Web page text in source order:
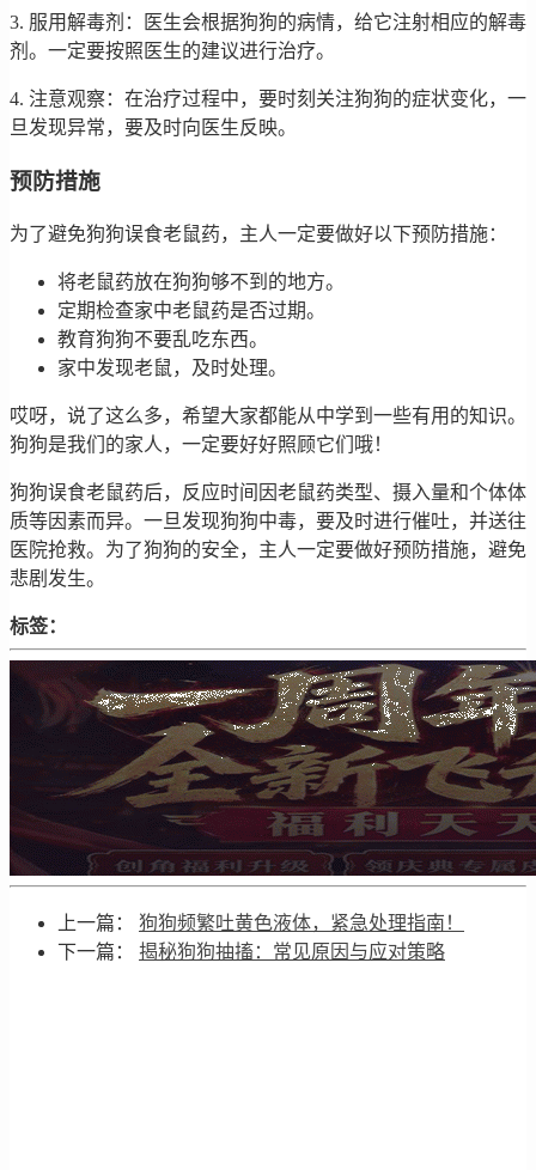
3. 服用解毒剂：医生会根据狗狗的病情，给它注射相应的解毒
剂。一定要按照医生的建议进行治疗。
4. 注意观察：在治疗过程中，要时刻关注狗狗的症状变化，一
旦发现异常，要及时向医生反映。
预防措施
为了避免狗狗误食老鼠药，主人一定要做好以下预防措施：
将老鼠药放在狗狗够不到的地方。
定期检查家中老鼠药是否过期。
教育狗狗不要乱吃东西。
家中发现老鼠，及时处理。
哎呀，说了这么多，希望大家都能从中学到一些有用的知识。
狗狗是我们的家人，一定要好好照顾它们哦！
狗狗误食老鼠药后，反应时间因老鼠药类型、摄入量和个体体
质等因素而异。一旦发现狗狗中毒，要及时进行催吐，并送往
医院抢救。为了狗狗的安全，主人一定要做好预防措施，避免
悲剧发生。
标签：
上一篇： 狗狗频繁吐黄色液体，紧急处理指南！
下一篇： 揭秘狗狗抽搐：常见原因与应对策略